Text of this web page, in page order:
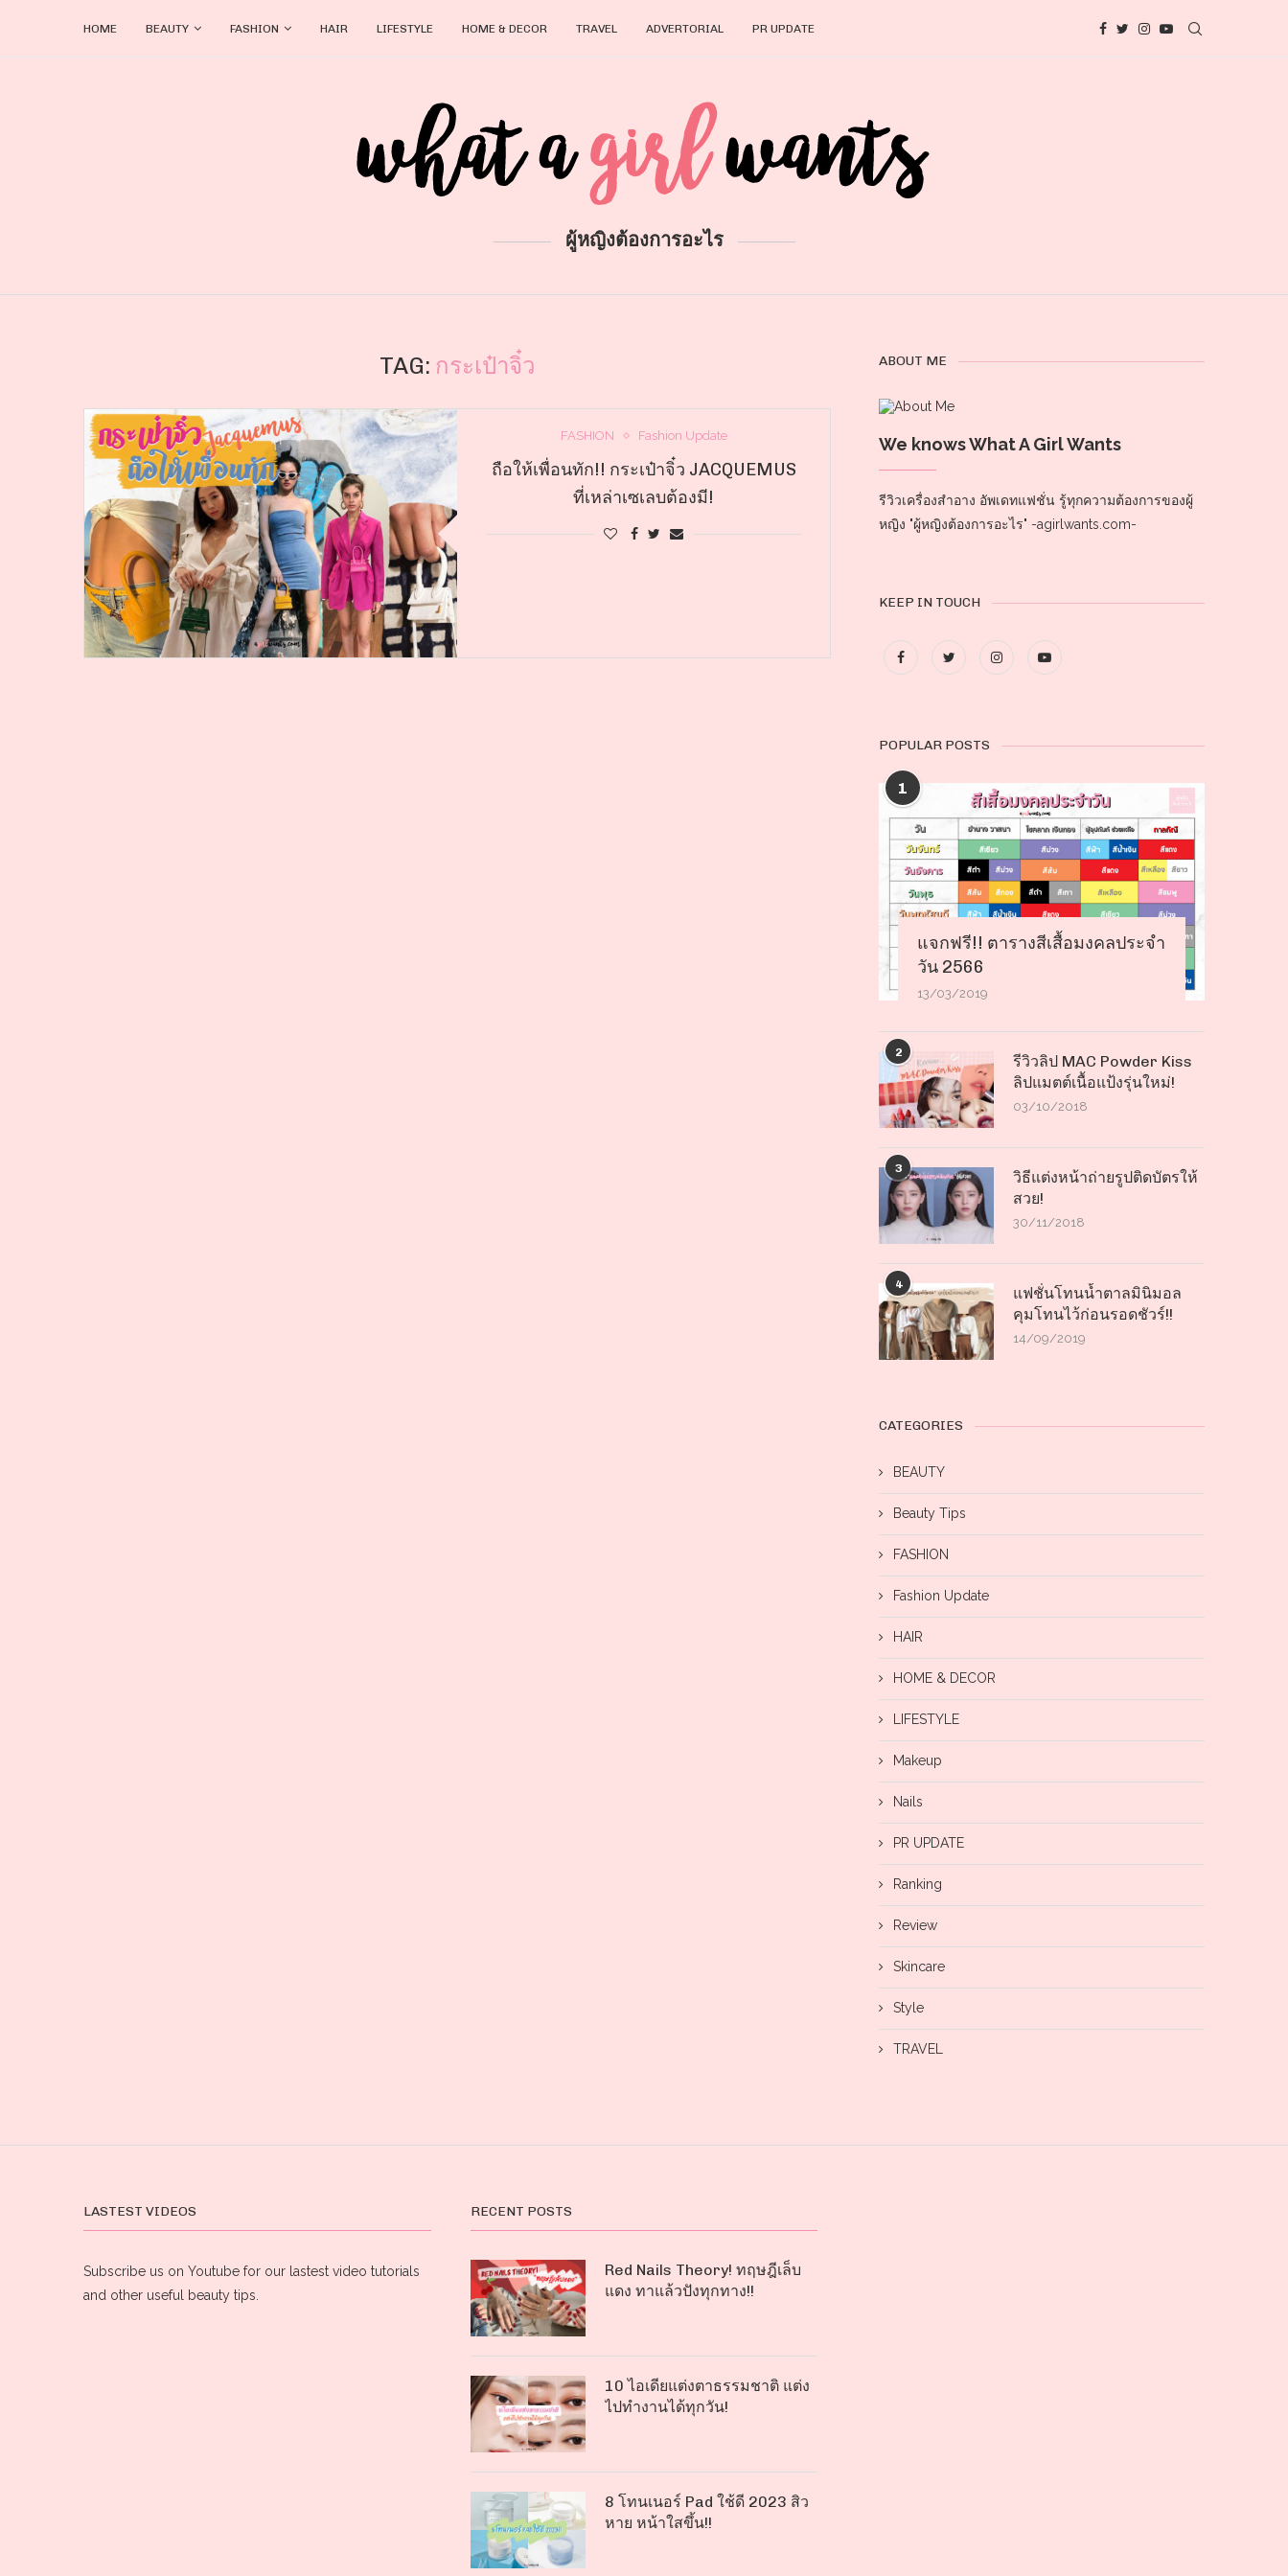
HOME BEAUTY FASHION HAIR LIFESTYLE HOME & DECOR TRAVEL ADVERTORIAL PR UPDATE
ผู้หญิงต้องการอะไร
TAG: กระเป๋าจิ๋ว
FASHION Fashion Update
ถือให้เพื่อนทัก!! กระเป๋าจิ๋ว JACQUEMUS
ที่เหล่าเซเลบต้องมี!
ABOUT ME
We knows What A Girl Wants
รีวิวเครื่องสำอาง อัพเดทแฟชั่น รู้ทุกความต้องการของผู้
หญิง "ผู้หญิงต้องการอะไร" -agirlwants.com-
KEEP IN TOUCH
POPULAR POSTS
1
แจกฟรี!! ตารางสีเสื้อมงคลประจำ
วัน 2566
13/03/2019
2
รีวิวลิป MAC Powder Kiss
ลิปแมตต์เนื้อแป้งรุ่นใหม่!
03/10/2018
3
วิธีแต่งหน้าถ่ายรูปติดบัตรให้
สวย!
30/11/2018
4
แฟชั่นโทนน้ำตาลมินิมอล
คุมโทนไว้ก่อนรอดชัวร์!!
14/09/2019
CATEGORIES
BEAUTY
Beauty Tips
FASHION
Fashion Update
HAIR
HOME & DECOR
LIFESTYLE
Makeup
Nails
PR UPDATE
Ranking
Review
Skincare
Style
TRAVEL
LASTEST VIDEOS
Subscribe us on Youtube for our lastest video tutorials
and other useful beauty tips.
RECENT POSTS
Red Nails Theory! ทฤษฎีเล็บ
แดง ทาแล้วปังทุกทาง!!
10 ไอเดียแต่งตาธรรมชาติ แต่ง
ไปทำงานได้ทุกวัน!
8 โทนเนอร์ Pad ใช้ดี 2023 สิว
หาย หน้าใสขึ้น!!